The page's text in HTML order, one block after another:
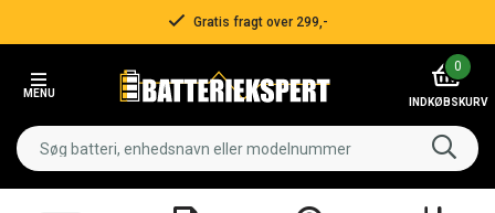
Gratis fragt over 299,-
MENU
0
INDKØBSKURV